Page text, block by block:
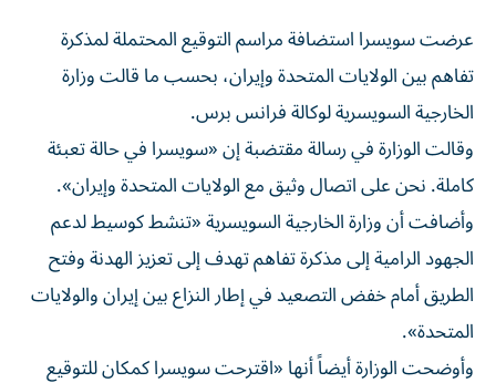
عرضت سويسرا استضافة مراسم التوقيع المحتملة لمذكرة
تفاهم بين الولايات المتحدة وإيران، بحسب ما قالت وزارة
الخارجية السويسرية لوكالة فرانس برس.
وقالت الوزارة في رسالة مقتضبة إن «سويسرا في حالة تعبئة
كاملة. نحن على اتصال وثيق مع الولايات المتحدة وإيران».
وأضافت أن وزارة الخارجية السويسرية «تنشط كوسيط لدعم
الجهود الرامية إلى مذكرة تفاهم تهدف إلى تعزيز الهدنة وفتح
الطريق أمام خفض التصعيد في إطار النزاع بين إيران والولايات
المتحدة».
وأوضحت الوزارة أيضاً أنها «اقترحت سويسرا كمكان للتوقيع